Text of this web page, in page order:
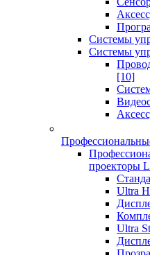
Системы
Системы
[10]
проекторы
Ultra
Ultra